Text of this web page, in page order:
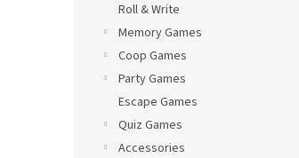
Roll & Write
Memory Games
Coop Games
Party Games
Escape Games
Quiz Games
Accessories